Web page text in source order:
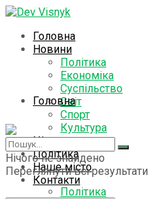
Головна
Новини
Політика
Економіка
Суспільство
Світ
Спорт
Культура
Цікаво знати
Політика
Наше місто
Контакти
Головна
Новини
Політика
Нічого не знайдено
Переглянути всі результати